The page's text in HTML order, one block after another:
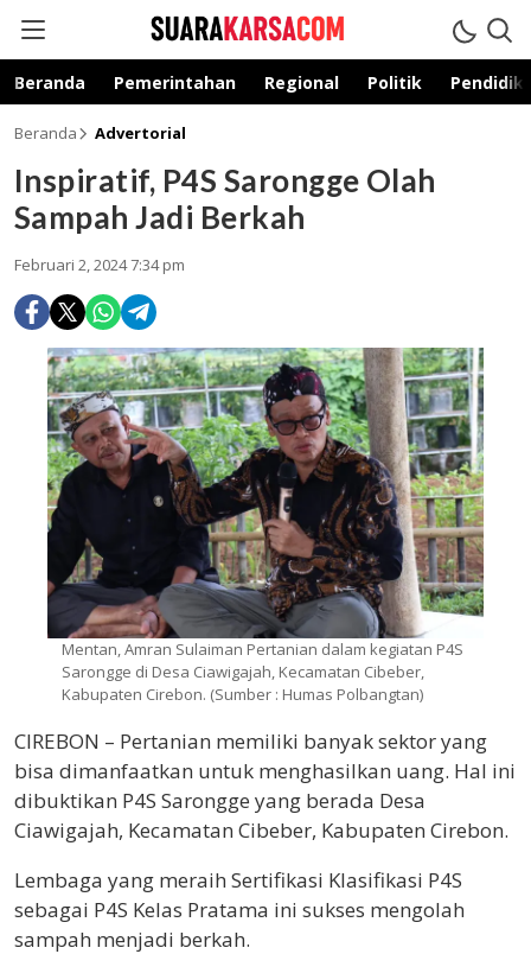
suarakarsa.com
Informasi terpercaya
Beranda Pemerintahan Regional Politik
Beranda Advertorial
Inspiratif, P4S Sarongge Olah
Sampah Jadi Berkah
Februari 2, 2024 7:34 pm
Mentan, Amran Sulaiman Pertanian dalam kegiatan P4S
Sarongge di Desa Ciawigajah, Kecamatan Cibeber,
Kabupaten Cirebon. (Sumber : Humas Polbangtan)
CIREBON – Pertanian memiliki banyak sektor yang
bisa dimanfaatkan untuk menghasilkan uang. Hal ini
dibuktikan P4S Sarongge yang berada Desa
Ciawigajah, Kecamatan Cibeber, Kabupaten Cirebon.
Lembaga yang meraih Sertifikasi Klasifikasi P4S
sebagai P4S Kelas Pratama ini sukses mengolah
sampah menjadi berkah.